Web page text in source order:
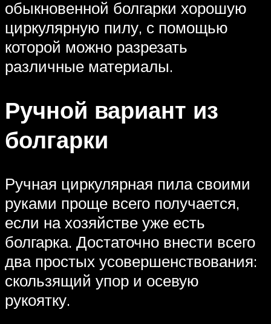
обыкновенной болгарки хорошую
циркулярную пилу, с помощью
которой можно разрезать
различные материалы.
Ручной вариант из
болгарки
Ручная циркулярная пила своими
руками проще всего получается,
если на хозяйстве уже есть
болгарка. Достаточно внести всего
два простых усовершенствования:
скользящий упор и осевую
рукоятку.